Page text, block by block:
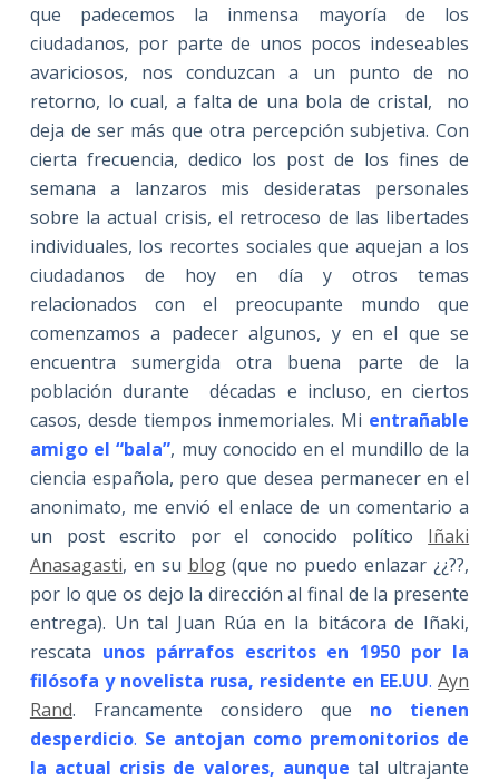
que padecemos la inmensa mayoría de los
ciudadanos, por parte de unos pocos indeseables
avariciosos, nos conduzcan a un punto de no
retorno, lo cual, a falta de una bola de cristal, no
deja de ser más que otra percepción subjetiva. Con
cierta frecuencia, dedico los post de los fines de
semana a lanzaros mis desideratas personales
sobre la actual crisis, el retroceso de las libertades
individuales, los recortes sociales que aquejan a los
ciudadanos de hoy en día y otros temas
relacionados con el preocupante mundo que
comenzamos a padecer algunos, y en el que se
encuentra sumergida otra buena parte de la
población durante décadas e incluso, en ciertos
casos, desde tiempos inmemoriales. Mi entrañable
amigo el “bala”, muy conocido en el mundillo de la
ciencia española, pero que desea permanecer en el
anonimato, me envió el enlace de un comentario a
un post escrito por el conocido político Iñaki
Anasagasti, en su blog(que no puedo enlazar ¿¿??,
por lo que os dejo la dirección al final de la presente
entrega). Un tal Juan Rúa en la bitácora de Iñaki,
rescata unos párrafos escritos en 1950 por la
filósofa y novelista rusa, residente en EE.UU.Ayn
Rand. Francamente considero que no tienen
desperdicio. Se antojan como premonitorios de
la actual crisis de valores, aunque tal ultrajante